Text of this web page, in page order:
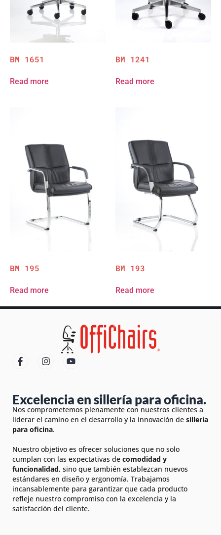
BM 1651
Read more
BM 1241
Read more
BM 195
Read more
BM 193
Read more
Excelencia en sillería para oficina.
Nos comprometemos plenamente con nuestros clientes a
liderar el camino en el desarrollo y la innovación de sillería
para oficina.
Nuestro objetivo es ofrecer soluciones que no solo
cumplan con las expectativas de comodidad y
funcionalidad, sino que también establezcan nuevos
estándares en diseño y ergonomía. Trabajamos
incansablemente para garantizar que cada producto
refleje nuestro compromiso con la excelencia y la
satisfacción del cliente.